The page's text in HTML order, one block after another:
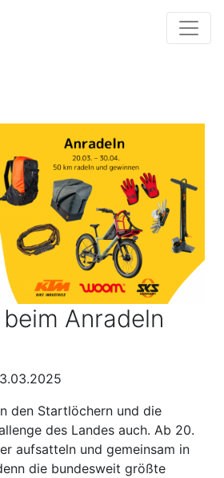
beim Anradeln
den Startlöchern und die
des Landes auch. Ab 20.
aufsatteln und gemeinsam in
die bundesweit größte